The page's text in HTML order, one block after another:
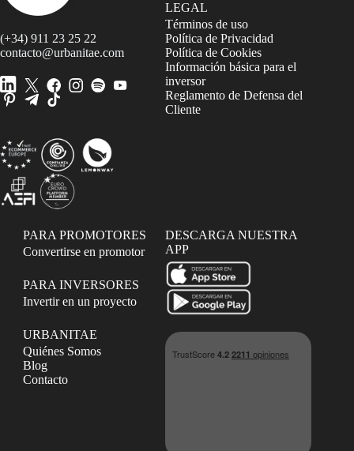
(+34) 911 23 25 22
contacto@urbanitae.com
LEGAL
Términos de uso
Política de Privacidad
Política de Cookies
Información básica para el
inversor
Reglamento de Defensa del
Cliente
PARA PROMOTORES
Convertirse en promotor
PARA INVERSORES
Invertir en un proyecto
URBANITAE
Quiénes Somos
Blog
Contacto
DESCARGA NUESTRA
APP